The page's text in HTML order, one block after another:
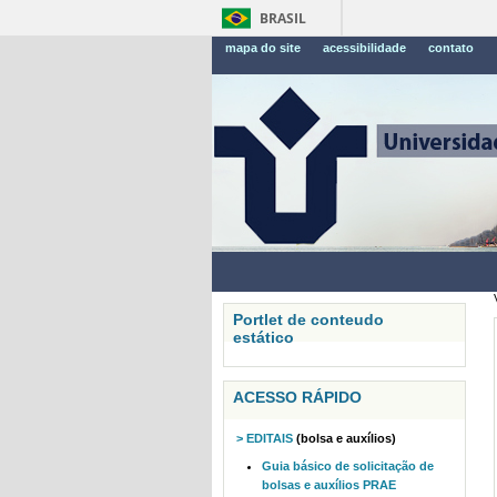
BRASIL
mapa do site acessibilidade contato
Portlet de conteudo
estático
ACESSO RÁPIDO
> EDITAIS (bolsa e auxílios)
Guia básico de solicitação de
bolsas e auxílios PRAE